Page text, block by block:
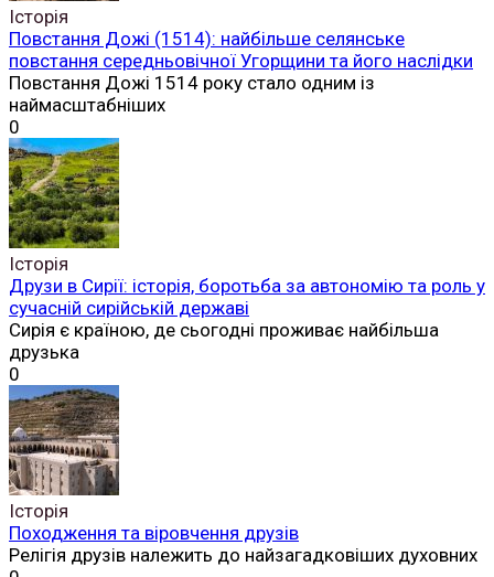
Історія
Повстання Дожі (1514): найбільше селянське
повстання середньовічної Угорщини та його наслідки
Повстання Дожі 1514 року стало одним із
наймасштабніших
0
Історія
Друзи в Сирії: історія, боротьба за автономію та роль у
сучасній сирійській державі
Сирія є країною, де сьогодні проживає найбільша
друзька
0
Історія
Походження та віровчення друзів
Релігія друзів належить до найзагадковіших духовних